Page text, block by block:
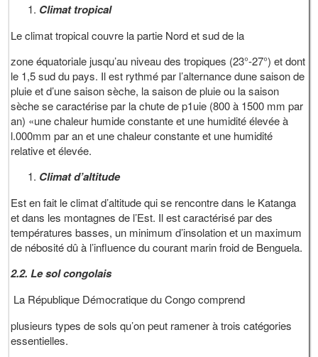
Climat tropical
Le climat tropical couvre la partie Nord et sud de la
zone équatoriale jusqu’au niveau des tropiques (23°-27°) et dont
le 1,5 sud du pays. Il est rythmé par l’alternance dune saison de
pluie et d’une saison sèche, la saison de pluie ou la saison
sèche se caractérise par la chute de p1uie (800 à 1500 mm par
an) «une chaleur humide constante et une humidité élevée à
l.000mm par an et une chaleur constante et une humidité
relative et élevée.
Climat d’altitude
Est en fait le climat d’altitude qui se rencontre dans le Katanga
et dans les montagnes de l’Est. Il est caractérisé par des
températures basses, un minimum d’insolation et un maximum
de nébosité dû à l’influence du courant marin froid de Benguela.
2.2. Le sol congolais
La République Démocratique du Congo comprend
plusieurs types de sols qu’on peut ramener à trois catégories
essentielles.